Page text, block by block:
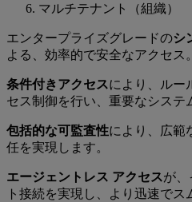
マルチテナント（組織）
エンタープライズグレードのシ
よる、効率的で安全なアクセス。
条件付きアクセスにより、ルー
セス制御を行い、重要なシステ
包括的な可監査性により、広範
任を実現します。
エージェントレス アクセスが、
ト接続を実現し、より迅速で